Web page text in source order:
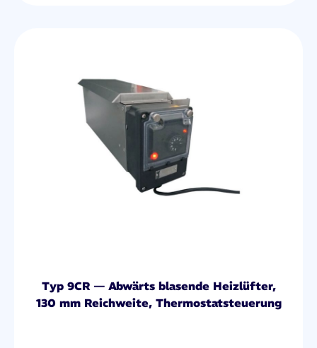
Typ 9CR — Abwärts blasende Heizlüfter,
130 mm Reichweite, Thermostatsteuerung